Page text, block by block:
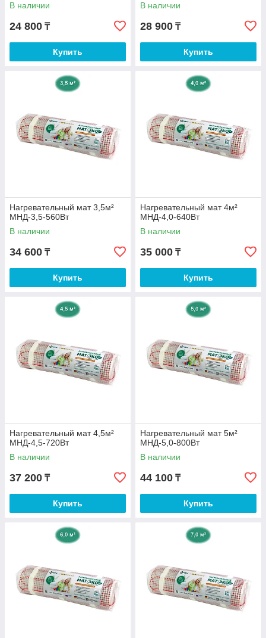
В наличии
24 800 ₸
Купить
В наличии
28 900 ₸
Купить
Нагревательный мат 3,5м²
МНД-3,5-560Вт
В наличии
34 600 ₸
Купить
Нагревательный мат 4м²
МНД-4,0-640Вт
В наличии
35 000 ₸
Купить
Нагревательный мат 4,5м²
МНД-4,5-720Вт
В наличии
37 200 ₸
Купить
Нагревательный мат 5м²
МНД-5,0-800Вт
В наличии
44 100 ₸
Купить